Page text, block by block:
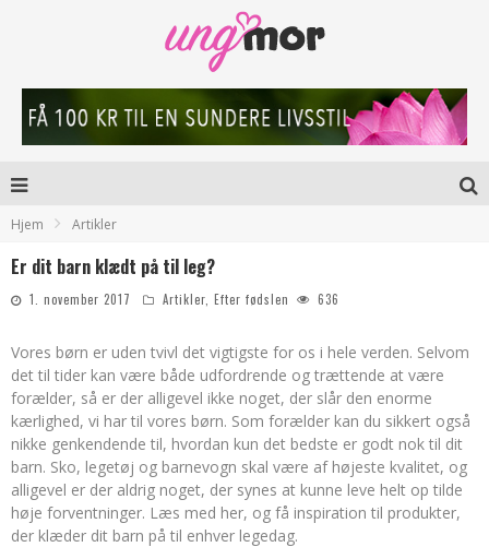
Hjem Artikler
Er dit barn klædt på til leg?
1. november 2017 Artikler Efter fødslen 636
Vores børn er uden tvivl det vigtigste for os i hele verden. Selvom
det til tider kan være både udfordrende og trættende at være
forælder, så er der alligevel ikke noget, der slår den enorme
kærlighed, vi har til vores børn. Som forælder kan du sikkert også
nikke genkendende til, hvordan kun det bedste er godt nok til dit
barn. Sko, legetøj og barnevogn skal være af højeste kvalitet, og
alligevel er der aldrig noget, der synes at kunne leve helt op tilde
høje forventninger. Læs med her, og få inspiration til produkter,
der klæder dit barn på til enhver legedag.